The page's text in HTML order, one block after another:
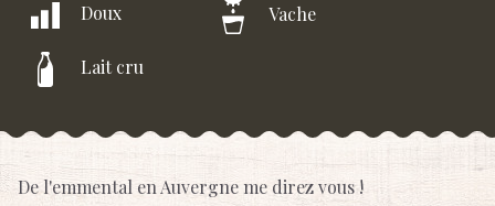
Doux
Lait cru
Vache
De l'emmental en Auvergne me direz vous !